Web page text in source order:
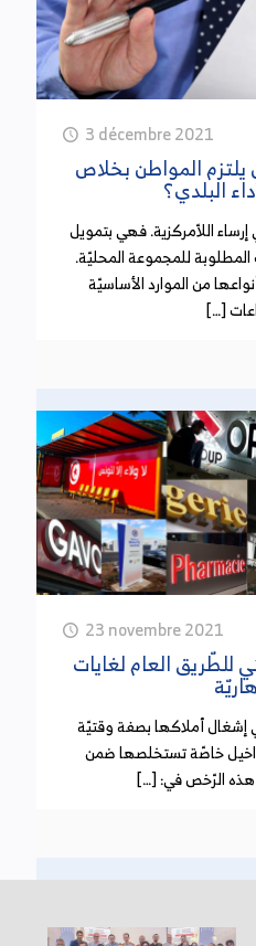
3 décembre 2021
يلتزم المواطن بخلاص
البلدي؟
اللاّمركزية. فهي بتمويل
للمجموعة المحليّة.
من الموارد الأساسيّة
[…]
23 novembre 2021
للطّريق العام لغايات
إشغال أملاكها بصفة وقتيّة
خاصّة تستخلصها ضمن
هذه الرّخص في: […]